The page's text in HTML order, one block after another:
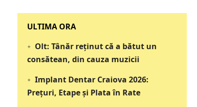
‎‎‎‎‎‎‎ULTIMA ORA
Olt: Tânăr reţinut că a bătut un
consătean, din cauza muzicii
Implant Dentar Craiova 2026:
Preţuri, Etape şi Plata în Rate